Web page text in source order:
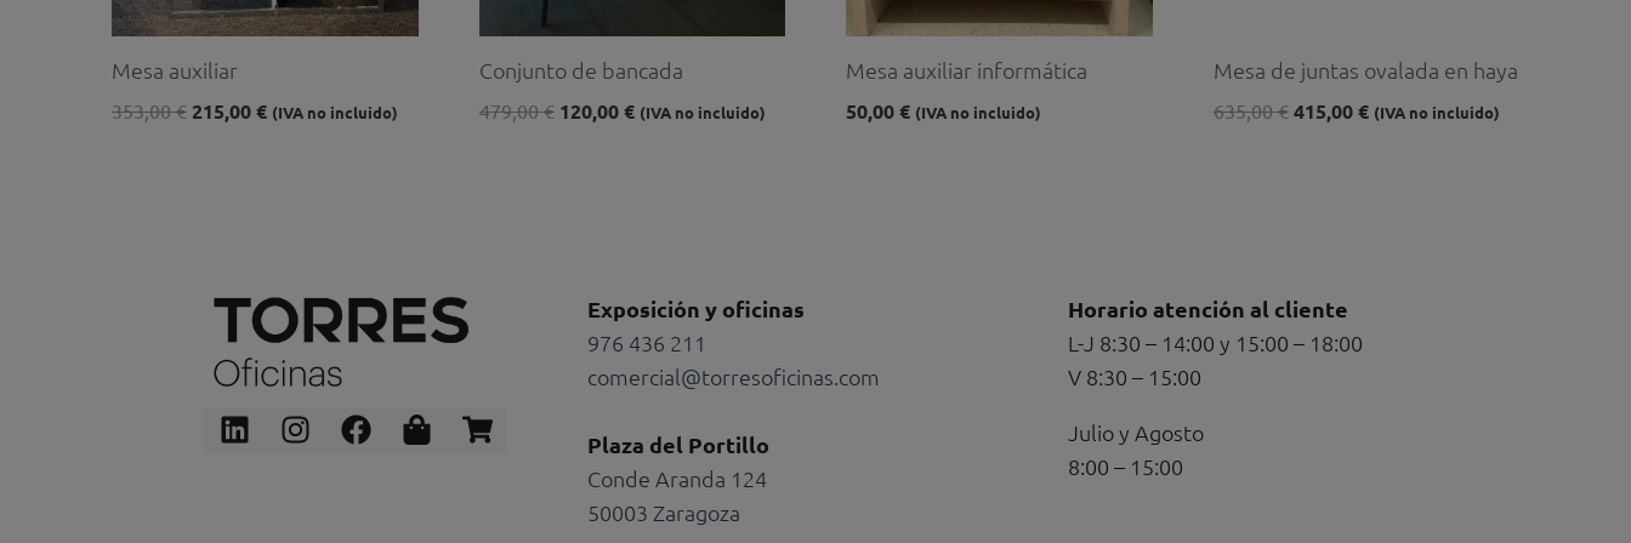
Mesa auxiliar
353,00€ 215,00€ (IVA no incluido)
Conjunto de bancada
479,00€ 120,00€ (IVA no incluido)
Mesa auxiliar informática
50,00€ (IVA no incluido)
Mesa de juntas ovalada en haya
635,00€ 415,00€ (IVA no incluido)
LinkedinInstagram
Facebook
Shopping-
bag
Shopping-
cart
Exposición y oficinas
976 436 211
comercial@torresoficinas.com
Plaza del Portillo
Conde Aranda 124
50003 Zaragoza
Horario atención al cliente
L-J 8:30 – 14:00 y 15:00 – 18:00
V 8:30 – 15:00
Julio y Agosto
8:00 – 15:00